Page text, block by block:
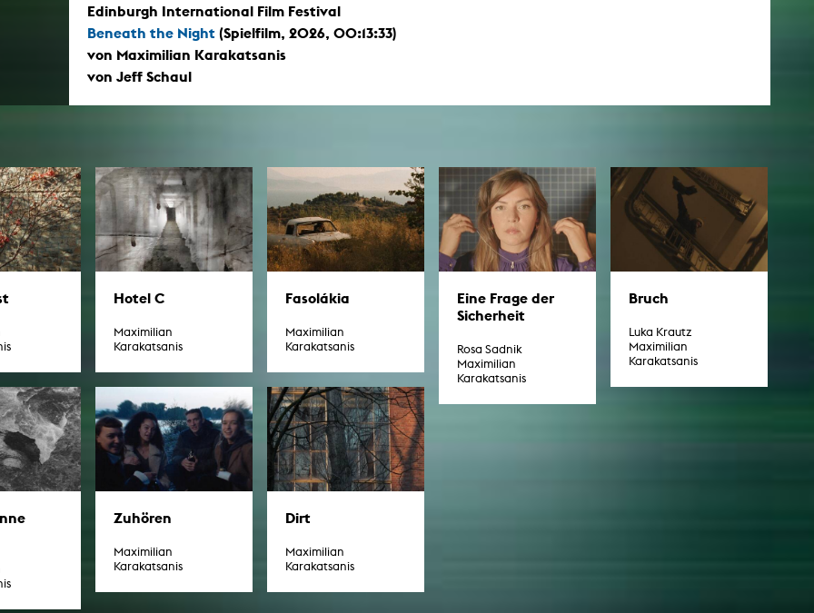
Edinburgh International Film Festival
Beneath the Night (Spielfilm, 2026, 00:13:33)
von Maximilian Karakatsanis
von Jeff Schaul
Hotel C
Maximilian
Karakatsanis
Fasolákia
Maximilian
Karakatsanis
Eine Frage der
Sicherheit
Rosa Sadnik
Maximilian
Karakatsanis
Bruch
Luka Krautz
Maximilian
Karakatsanis
Zuhören
Maximilian
Karakatsanis
Dirt
Maximilian
Karakatsanis